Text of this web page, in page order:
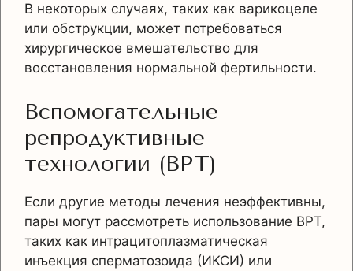
В некоторых случаях, таких как варикоцеле
или обструкции, может потребоваться
хирургическое вмешательство для
восстановления нормальной фертильности.
Вспомогательные
репродуктивные
технологии (ВРТ)
Если другие методы лечения неэффективны,
пары могут рассмотреть использование ВРТ,
таких как интрацитоплазматическая
инъекция сперматозоида (ИКСИ) или